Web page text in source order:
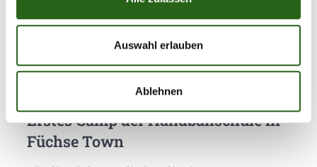
Auswahl erlauben
Ablehnen
Weitere News
Erstes Camp der Handballschule in
Füchse Town